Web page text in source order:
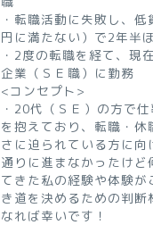
・転職活動に失敗し、
円に満たない）で2年半
・2度の転職を経て、現
企業（ＳＥ職）に勤務
<コンセプト>
・20代（ＳＥ）の方で
を抱えており、転職・休
さに迫られている方に向
通りに進まなかったけど
てきた私の経験や体験が
き道を決めるための判断
なれば幸いです！